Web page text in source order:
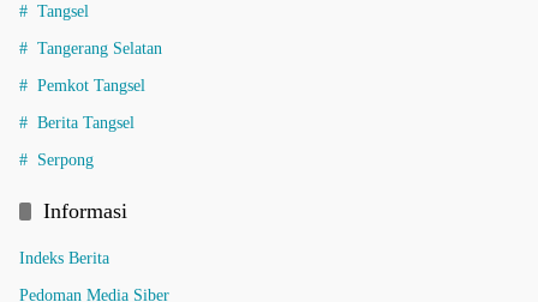
Tangsel
Tangerang Selatan
Pemkot Tangsel
Berita Tangsel
Serpong
Informasi
Indeks Berita
Pedoman Media Siber